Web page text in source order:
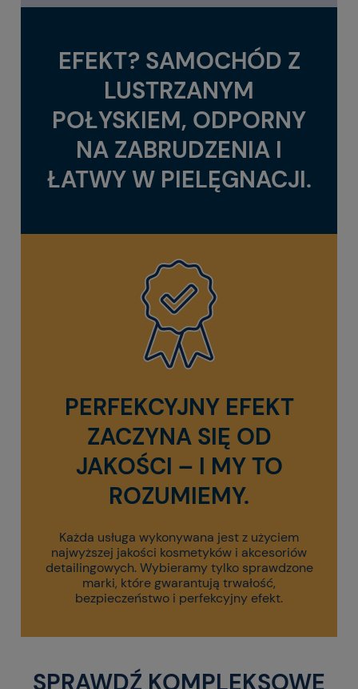
EFEKT? SAMOCHÓD Z
LUSTRZANYM
POŁYSKIEM, ODPORNY
NA ZABRUDZENIA I
ŁATWY W PIELĘGNACJI.
PERFEKCYJNY EFEKT
ZACZYNA SIĘ OD
JAKOŚCI – I MY TO
ROZUMIEMY.
Każda usługa wykonywana jest z użyciem
najwyższej jakości kosmetyków i akcesoriów
detailingowych. Wybieramy tylko sprawdzone
marki, które gwarantują trwałość,
bezpieczeństwo i perfekcyjny efekt.
SPRAWDŹ KOMPLEKSOWE